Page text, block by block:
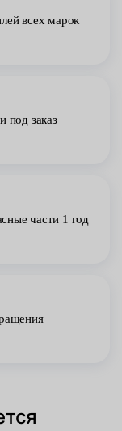
всех марок
под заказ
части 1 год